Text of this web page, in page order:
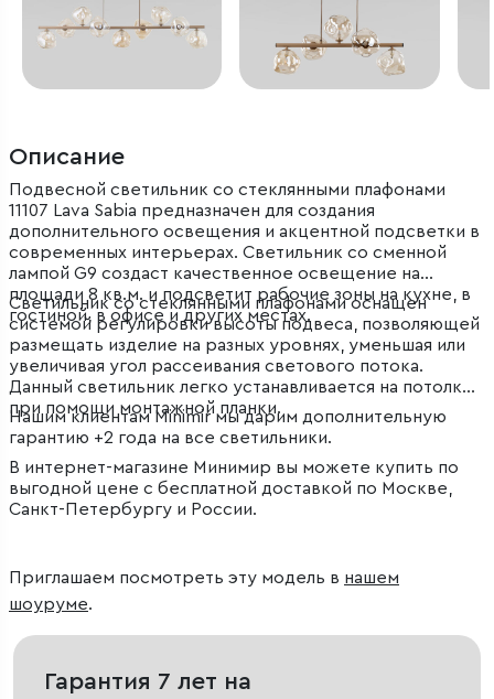
Описание
Подвесной светильник со стеклянными плафонами
11107 Lava Sabia предназначен для создания
дополнительного освещения и акцентной подсветки в
современных интерьерах. Светильник со сменной
лампой G9 создаст качественное освещение на
площади 8 кв.м. и подсветит рабочие зоны на кухне, в
гостиной, в офисе и других местах.
Светильник со стеклянными плафонами оснащен
системой регулировки высоты подвеса, позволяющей
размещать изделие на разных уровнях, уменьшая или
увеличивая угол рассеивания светового потока.
Данный светильник легко устанавливается на потолке
при помощи монтажной планки.
Нашим клиентам Minimir мы дарим дополнительную
гарантию +2 года на все светильники.
В интернет-магазине Минимир вы можете купить по
выгодной цене с бесплатной доставкой по Москве,
Санкт-Петербургу и России.
Приглашаем посмотреть эту модель в нашем
шоуруме.
Гарантия 7 лет на